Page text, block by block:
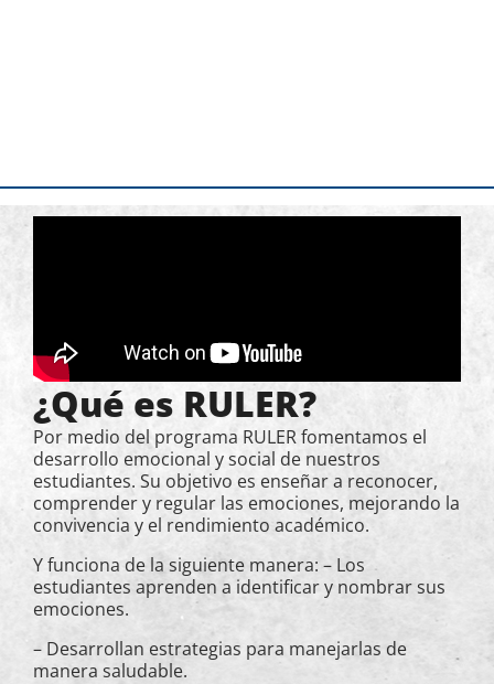
¿Qué es RULER?
Por medio del programa RULER fomentamos el
desarrollo emocional y social de nuestros
estudiantes. Su objetivo es enseñar a reconocer,
comprender y regular las emociones, mejorando la
convivencia y el rendimiento académico.
Y funciona de la siguiente manera: – Los
estudiantes aprenden a identificar y nombrar sus
emociones.
– Desarrollan estrategias para manejarlas de
manera saludable.